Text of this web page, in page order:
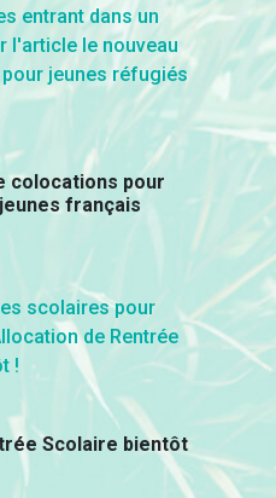
colocations pour
français
Scolaire bientôt